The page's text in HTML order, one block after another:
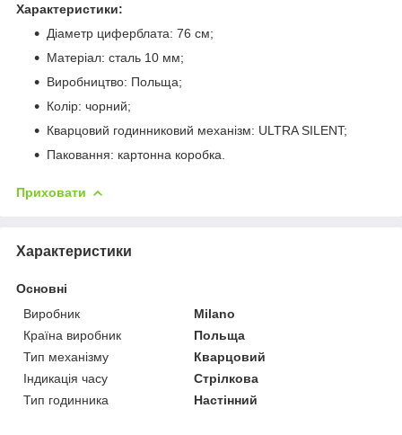
Характеристики:
Діаметр циферблата: 76 cм;
Матеріал: сталь 10 мм;
Виробництво: Польща;
Колір: чорний;
Кварцовий годинниковий механізм: ULTRA SILENT;
Паковання: картонна коробка.
Приховати
Характеристики
Основні
Виробник
Milano
Країна виробник
Польща
Тип механізму
Кварцовий
Індикація часу
Стрілкова
Тип годинника
Настінний